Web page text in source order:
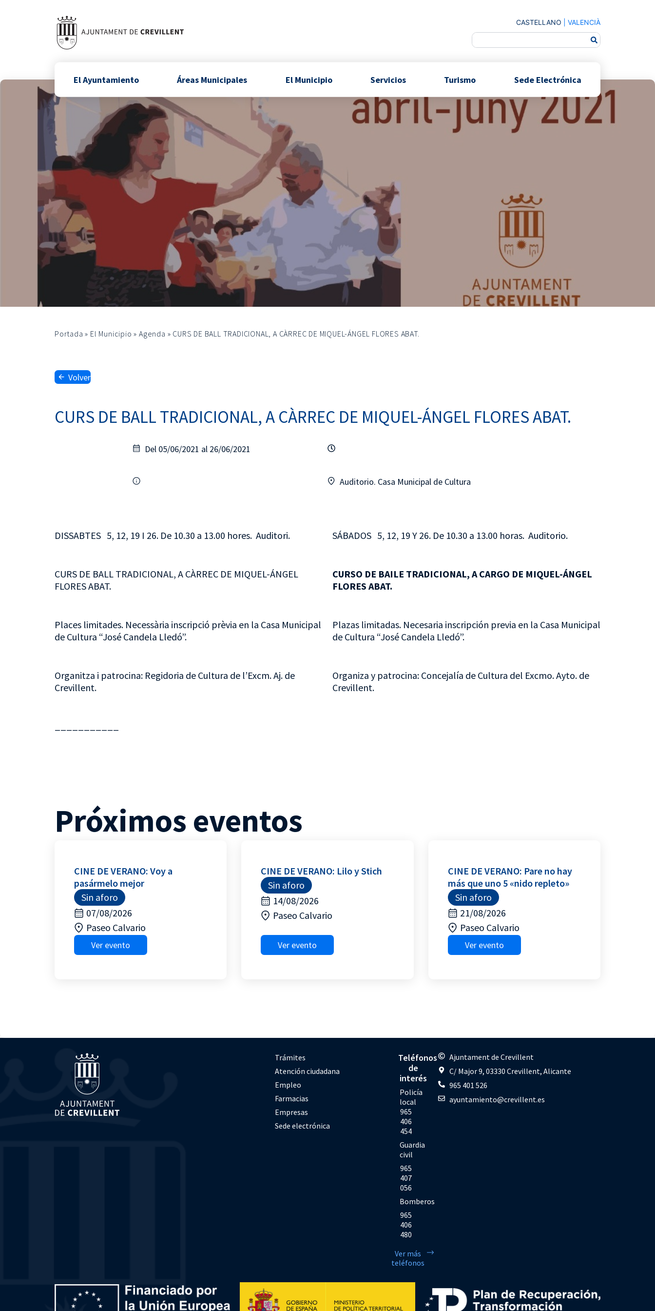
CASTELLANO VALENCIÀ
El Ayuntamiento Áreas Municipales El Municipio Servicios Turismo Sede Electrónica
Portada » El Municipio »Agenda » CURS DE BALL TRADICIONAL, A CÀRREC DE MIQUEL-ÁNGEL FLORES ABAT.
Volver
CURS DE BALL TRADICIONAL, A CÀRREC DE MIQUEL-ÁNGEL FLORES ABAT.
Del 05/06/2021 al 26/06/2021
Auditorio. Casa Municipal de Cultura
DISSABTES 5, 12, 19 I 26. De 10.30 a 13.00 hores. Auditori.
CURS DE BALL TRADICIONAL, A CÀRREC DE MIQUEL-ÁNGEL
FLORES ABAT.
Places limitades. Necessària inscripció prèvia en la Casa Municipal
de Cultura “José Candela Lledó”.
Organitza i patrocina: Regidoria de Cultura de l’Excm. Aj. de
Crevillent.
SÁBADOS 5, 12, 19 Y 26. De 10.30 a 13.00 horas. Auditorio.
CURSO DE BAILE TRADICIONAL, A CARGO DE MIQUEL-ÁNGEL
FLORES ABAT.
Plazas limitadas. Necesaria inscripción previa en la Casa Municipal
de Cultura “José Candela Lledó”.
Organiza y patrocina: Concejalía de Cultura del Excmo. Ayto. de
Crevillent.
Próximos eventos
CINE DE VERANO: Voy a
pasármelo mejor
Sin aforo
07/08/2026
Paseo Calvario
Ver evento
CINE DE VERANO: Lilo y Stich
Sin aforo
14/08/2026
Paseo Calvario
Ver evento
CINE DE VERANO: Pare no hay
más que uno 5 «nido repleto»
Sin aforo
21/08/2026
Paseo Calvario
Ver evento
Trámites
Atención ciudadana
Empleo
Farmacias
Empresas
Sede electrónica
Teléfonos
de
interés
Policía
local
965
406
454
Guardia
civil
965
407
056
Bomberos
965
406
480
Ver más
teléfonos
Ajuntament de Crevillent
C/ Major 9, 03330 Crevillent, Alicante
965 401 526
ayuntamiento@crevillent.es